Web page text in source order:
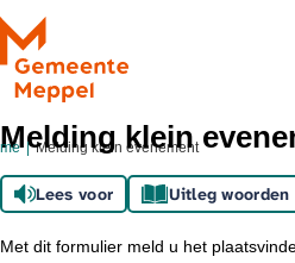
Ga naar de inhoud
Melding klein evenement
Melding klein
Lees voor Uitleg woorden
Met dit formulier meld u het